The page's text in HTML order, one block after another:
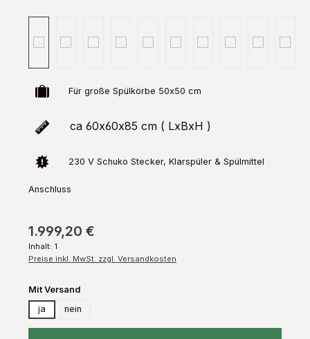
Für große Spülkörbe 50x50 cm
ca 60x60x85 cm ( LxBxH )
230 V Schuko Stecker, Klarspüler & Spülmittel
Anschluss
1.999,20 €
Inhalt: 1
Preise inkl. MwSt. zzgl. Versandkosten
Mit Versand
ja
nein